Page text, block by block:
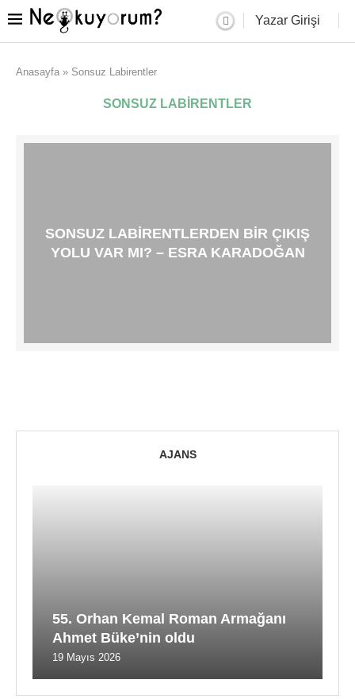
Yazar Girişi
Anasayfa » Sonsuz Labirentler
SONSUZ LABIRENTLER
SONSUZ LABIRENTLERDEN BIR ÇIKIŞ
YOLU VAR MI? – ESRA KARADOĞAN
AJANS
55. Orhan Kemal Roman Armağanı
Ahmet Büke’nin oldu
19 Mayıs 2026